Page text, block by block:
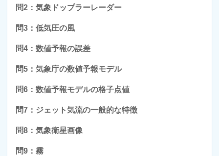
問2：気象ドップラーレーダー
問3：低気圧の風
問4：数値予報の誤差
問5：気象庁の数値予報モデル
問6：数値予報モデルの格子点値
問7：ジェット気流の一般的な特徴
問8：気象衛星画像
問9：霧